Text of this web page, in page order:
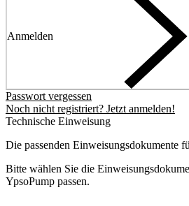
Anmelden
Passwort vergessen
Noch nicht registriert? Jetzt anmelden!
Technische Einweisung
Die passenden Einweisungsdokumente
Bitte wählen Sie die
YpsoPump passen.